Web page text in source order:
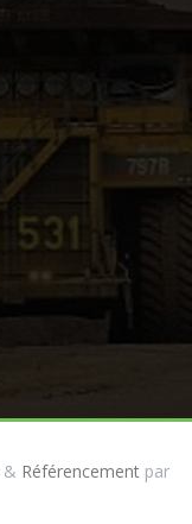
& Référencementpar